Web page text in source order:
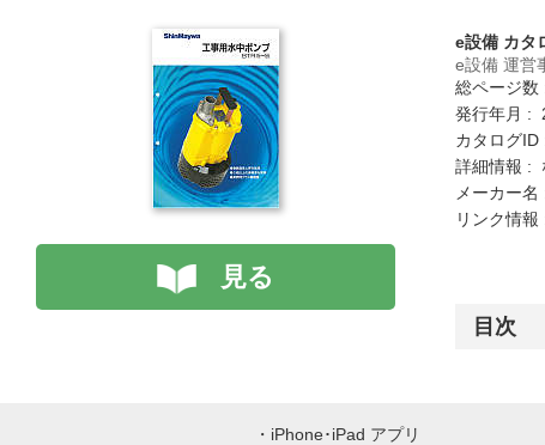
見る
e設備 カタ
e設備 運営
総ページ
発行年月 :
カタログ
詳細情報 :
メーカー
リンク情
目次
iPhone･iPad アプリ